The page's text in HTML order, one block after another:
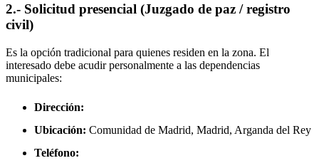
2.- Solicitud presencial (Juzgado de paz / registro
civil)
Es la opción tradicional para quienes residen en la zona. El
interesado debe acudir personalmente a las dependencias
municipales:
Dirección:
Ubicación: Comunidad de Madrid, Madrid, Arganda del Rey
Teléfono: